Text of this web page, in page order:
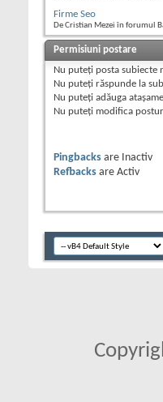
Firme Seo
De Cristian Mezei în forumul
Permisiuni postare
Nu puteţi posta subiecte
Nu puteţi răspunde la
Nu puteţi adăuga
Nu puteţi modifica
Pingbacks are
Inactiv
Refbacks are Activ